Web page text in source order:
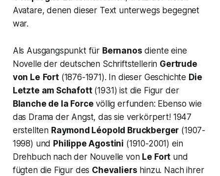
Avatare, denen dieser Text unterwegs begegnet
war.
Als Ausgangspunkt für Bernanos diente eine
Novelle der deutschen Schriftstellerin Gertrude
von Le Fort(1876-1971). In dieser Geschichte Die
Letzte am Schafott(1931) ist die Figur der
Blanche de la Force völlig erfunden: Ebenso wie
das Drama der Angst, das sie verkörpert! 1947
erstellten Raymond Léopold Bruckberger (1907-
1998) und Philippe Agostini (1910-2001) ein
Drehbuch nach der Nouvelle von Le Fort und
fügten die Figur des Chevaliers hinzu. Nach ihrer